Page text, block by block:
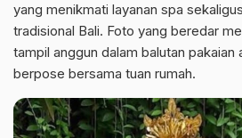
yang menikmati layanan spa
tradisional Bali. Foto yang beredar
tampil anggun dalam balutan pakaian
berpose bersama tuan rumah.